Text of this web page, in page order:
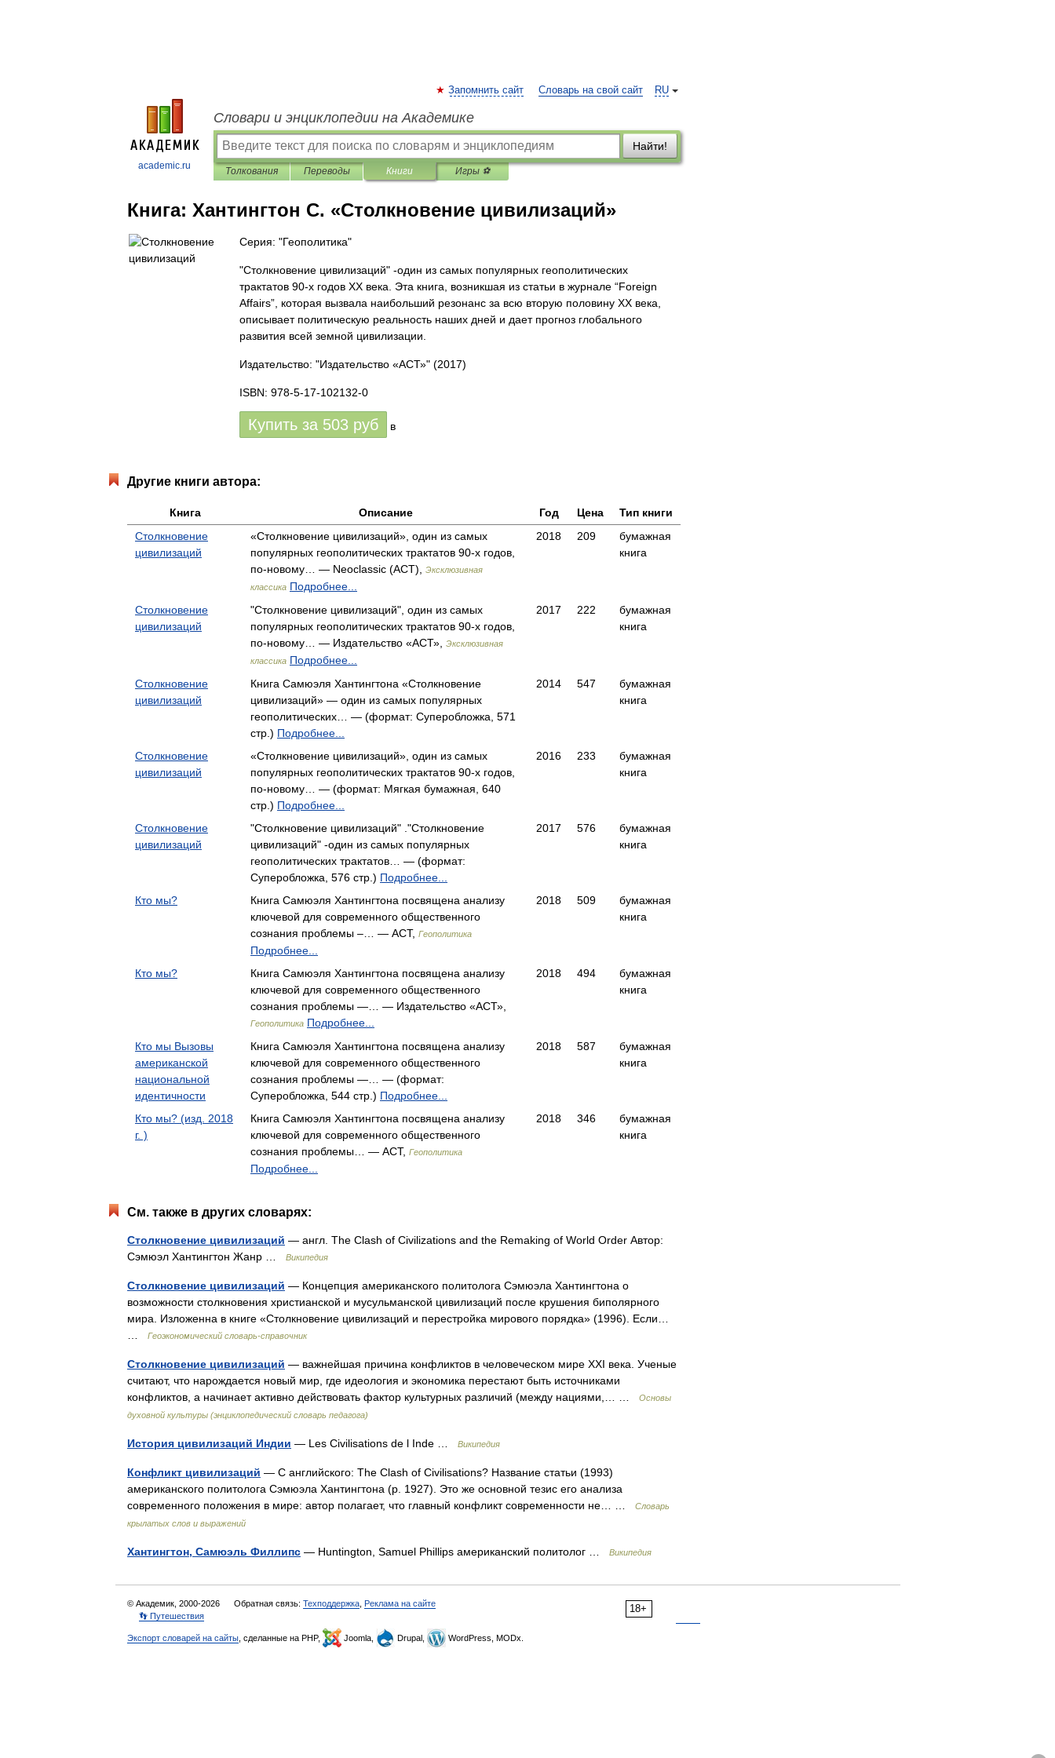
academic.ru
RU
Запомнить сайт Словарь на свой сайт
Словари и энциклопедии на Академике
Найти!
Толкования Переводы Книги Игры ⚽
Книга: Хантингтон С. «Столкновение цивилизаций»
Серия: "Геополитика"
"Столкновение цивилизаций" -один из самых популярных геополитических
трактатов 90-х годов ХХ века. Эта книга, возникшая из статьи в журнале “Foreign
Affairs”, которая вызвала наибольший резонанс за всю вторую половину ХХ века,
описывает политическую реальность наших дней и дает прогноз глобального
развития всей земной цивилизации.
Издательство: "Издательство «АСТ»" (2017)
ISBN: 978-5-17-102132-0
Купить за 503 руб в
Другие книги автора:
Книга Описание Год Цена
Тип книги
Столкновение
цивилизаций
«Столкновение цивилизаций», один из самых
популярных геополитических трактатов 90-х годов,
по-новому… — Neoclassic (АСТ),
Эксклюзивная
классика Подробнее...
2018 209
бумажная
книга
Столкновение
цивилизаций
"Столкновение цивилизаций", один из самых
популярных геополитических трактатов 90-х годов,
по-новому… — Издательство «АСТ»,
Эксклюзивная
классика Подробнее...
2017 222
бумажная
книга
Столкновение
цивилизаций
Книга Самюэля Хантингтона «Столкновение
цивилизаций» — один из самых популярных
геополитических… — (формат: Суперобложка, 571
стр.) Подробнее...
2014 547
бумажная
книга
Столкновение
цивилизаций
«Столкновение цивилизаций», один из самых
популярных геополитических трактатов 90-х годов,
по-новому… — (формат: Мягкая бумажная, 640
стр.) Подробнее...
2016 233
бумажная
книга
Столкновение
цивилизаций
"Столкновение цивилизаций" ."Столкновение
цивилизаций" -один из самых популярных
геополитических трактатов… — (формат:
Суперобложка, 576 стр.) Подробнее...
2017 576
бумажная
книга
Кто мы?
Книга Самюэля Хантингтона посвящена анализу
ключевой для современного общественного
сознания проблемы –… — АСТ, Геополитика
Подробнее...
2018 509
бумажная
книга
Кто мы?
Книга Самюэля Хантингтона посвящена анализу
ключевой для современного общественного
сознания проблемы —… — Издательство «АСТ»,
Геополитика Подробнее...
2018 494
бумажная
книга
Кто мы Вызовы
американской
национальной
идентичности
Книга Самюэля Хантингтона посвящена анализу
ключевой для современного общественного
сознания проблемы —… — (формат:
Суперобложка, 544 стр.) Подробнее...
2018 587
бумажная
книга
Кто мы? (изд. 2018
г. )
Книга Самюэля Хантингтона посвящена анализу
ключевой для современного общественного
сознания проблемы… — АСТ, Геополитика
Подробнее...
2018 346
бумажная
книга
См. также в других словарях:
Столкновение цивилизаций — англ. The Clash of Civilizations and the Remaking of World Order Автор:
Сэмюэл Хантингтон Жанр …
Википедия
Столкновение цивилизаций — Концепция американского политолога Сэмюэла Хантингтона о
возможности столкновения христианской и мусульманской цивилизаций после крушения биполярного
мира. Изложенна в книге «Столкновение цивилизаций и перестройка мирового порядка» (1996). Если…
Геоэкономический словарь-справочник
Столкновение цивилизаций — важнейшая причина конфликтов в человеческом мире XXI века. Ученые
считают, что нарождается новый мир, где идеология и экономика перестают быть источниками
конфликтов, а начинает активно действовать фактор культурных различий (между нациями,… …
Основы
духовной культуры (энциклопедический словарь педагога)
История цивилизаций Индии — Les Civilisations de l Inde … Википедия
Конфликт цивилизаций — С английского: The Clash of Civilisations? Название статьи (1993)
американского политолога Сэмюэла Хантингтона (р. 1927). Это же основной тезис его анализа
современного положения в мире: автор полагает, что главный конфликт современности не… …
Словарь
крылатых слов и выражений
Хантингтон, Самюэль Филлипс — Huntington, Samuel Phillips американский политолог … Википедия
18+
© Академик, 2000-2026 Обратная связь: Техподдержка Реклама на сайте
👣 Путешествия
Экспорт словарей на сайты , сделанные на PHP, Joomla, Drupal, WordPress, MODx.